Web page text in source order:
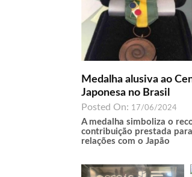
Medalha alusiva ao
Japonesa no Brasil
Posted On: 17/06/2024
A medalha simboliza o
contribuição prestada
relações com o Japão